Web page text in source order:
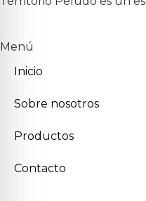
Menú
Inicio
Sobre nosotros
Productos
Contacto